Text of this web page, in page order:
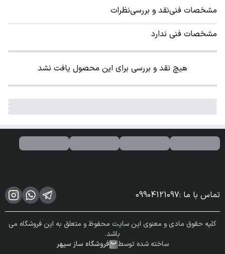
مشخصات فنینقد و بررسینظرات
مشخصات فنی ندارد
هیچ نقد و بررسی برای این محصول یافت نشد
تماس با ما :
09904121097
کلیه حقوق مادی و معنوی این سایت محفوظ و متعلق به این فروشگاه می
باشد.
ساخته شده توسط
فروشگاه ساز سپهر